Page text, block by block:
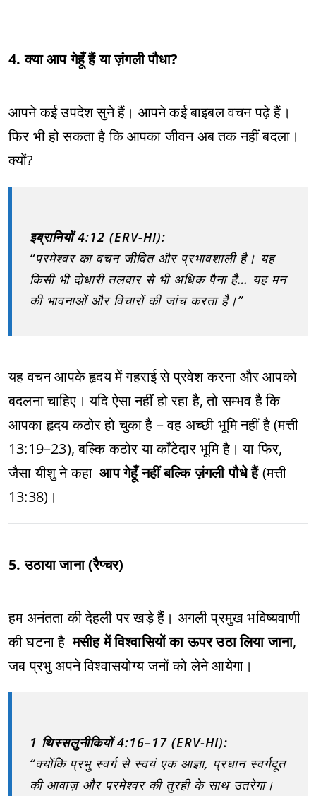
4. क्या आप गेहूँ हैं या ज़ंगली पौधा?
आपने कई उपदेश सुने हैं। आपने कई बाइबल वचन पढ़े हैं।
फिर भी हो सकता है कि आपका जीवन अब तक नहीं बदला।
क्यों?
इब्रानियों 4:12 (ERV-HI):
“परमेश्वर का वचन जीवित और प्रभावशाली है। यह
किसी भी दोधारी तलवार से भी अधिक पैना है… यह मन
की भावनाओं और विचारों की जांच करता है।”
यह वचन आपके हृदय में गहराई से प्रवेश करना और आपको
बदलना चाहिए। यदि ऐसा नहीं हो रहा है, तो सम्भव है कि
आपका हृदय कठोर हो चुका है – वह अच्छी भूमि नहीं है (मत्ती
13:19–23), बल्कि कठोर या काँटेदार भूमि है। या फिर,
जैसा यीशु ने कहाआप गेहूँ नहीं बल्कि ज़ंगली पौधे हैं(मत्ती
13:38)।
5. उठाया जाना (रैप्चर)
हम अनंतता की देहली पर खड़े हैं। अगली प्रमुख भविष्यवाणी
की घटना हैमसीह में विश्वासियों का ऊपर उठा लिया जाना,
जब प्रभु अपने विश्वासयोग्य जनों को लेने आयेगा।
1 थिस्सलुनीकियों 4:16–17 (ERV-HI):
“क्योंकि प्रभु स्वर्ग से स्वयं एक आज्ञा, प्रधान स्वर्गदूत
की आवाज़ और परमेश्वर की तुरही के साथ उतरेगा।